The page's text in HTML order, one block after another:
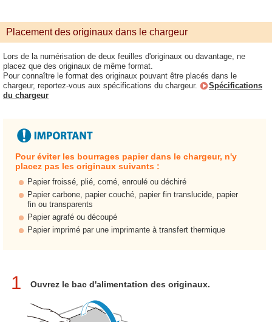
Placement des originaux dans le chargeur
Lors de la numérisation de deux feuilles d'originaux ou davantage, ne
placez que des originaux de même format.
Pour connaître le format des originaux pouvant être placés dans le
chargeur, reportez-vous aux spécifications du chargeur.
Spécifications
du chargeur
Pour éviter les bourrages papier dans le chargeur, n'y
placez pas les originaux suivants :
Papier froissé, plié, corné, enroulé ou déchiré
Papier carbone, papier couché, papier fin translucide, papier
fin ou transparents
Papier agrafé ou découpé
Papier imprimé par une imprimante à transfert thermique
1 Ouvrez le bac d'alimentation des originaux.